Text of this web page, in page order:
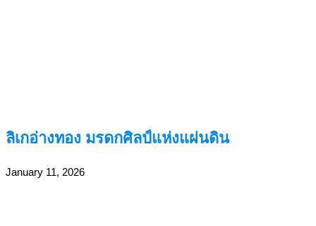
ลิเกอ่างทอง มรดกศิลป์แห่งแผ่นดิน
January 11, 2026